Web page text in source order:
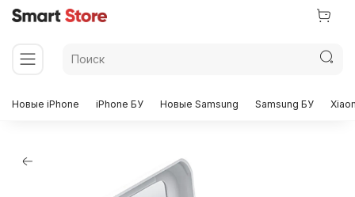
Новые iPhone iPhone БУ Новые Samsung Samsung БУ